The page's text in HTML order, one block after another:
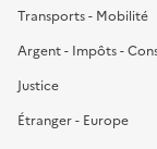
Transports - Mobilité
Argent - Impôts -
Justice
Étranger - Europe